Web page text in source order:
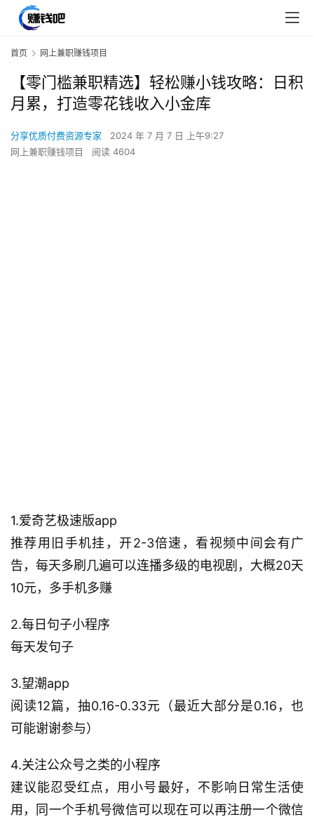
首页 网上兼职赚钱项目
【零门槛兼职精选】轻松赚小钱攻略：日积
月累，打造零花钱收入小金库
分享优质付费资源专家
2024 年 7 月 7 日 上午9:27
网上兼职赚钱项目
阅读 4604
1.爱奇艺极速版app
推荐用旧手机挂，开2-3倍速，看视频中间会有广
告，每天多刷几遍可以连播多级的电视剧，大概20天
10元，多手机多赚
2.每日句子小程序
每天发句子
3.望潮app
阅读12篇，抽0.16-0.33元（最近大部分是0.16，也
可能谢谢参与）
4.关注公众号之类的小程序
建议能忍受红点，用小号最好，不影响日常生活使
用，同一个手机号微信可以现在可以再注册一个微信